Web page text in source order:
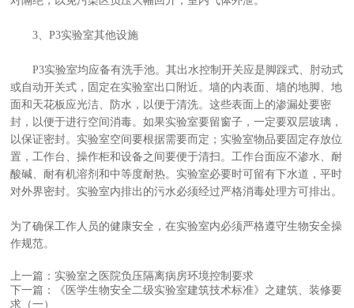
3、P3实验室其他设施
P3实验室均应备有洗手池。其出水控制开关应是脚踩式、肘动式
或自动开关式，固定在实验室出口附近。墙的内表面、墙的地脚、地
面和天花板应光洁、防水，以便于清洗。这些表面上的渗漏处要密
封，以便于进行空间消毒。如果实验室要留窗子，一定要双层玻璃，
以保证密封。实验室空间要根据需要而定；实验室物品要固定存放位
置，工作台、操作柜和设备之间要便于清扫。工作台面应不渗水、耐
酸碱、耐有机溶剂和中等度耐热。实验室必要时可留有下水道，平时
对外界密封。实验室内排出的污水必须经过严格消毒处理方可排出。
为了确保工作人员的健康安全，在实验室内必须严格遵守生物安全操
作规范。
上一篇：实验室之医院负压隔离病房环境控制要求
下一篇：《医学生物安全二级实验室建筑技术标准》之建筑、装修要
求（一）